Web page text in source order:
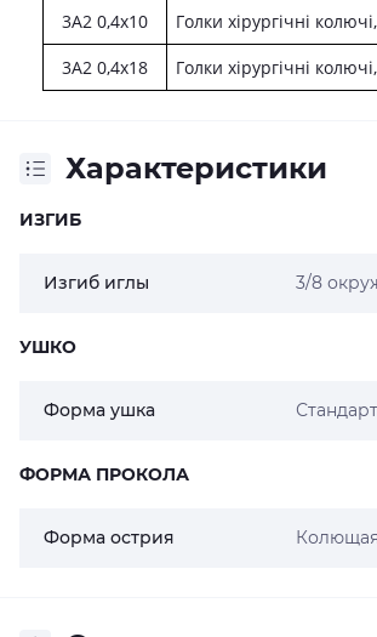
3А2 0,4х10
Голки хірургічні
3А2 0,4х18
Голки хірургічні
Характеристики
ИЗГИБ
Изгиб иглы 3/8
УШКО
Форма ушка
ФОРМА ПРОКОЛА
Форма острия Колющая